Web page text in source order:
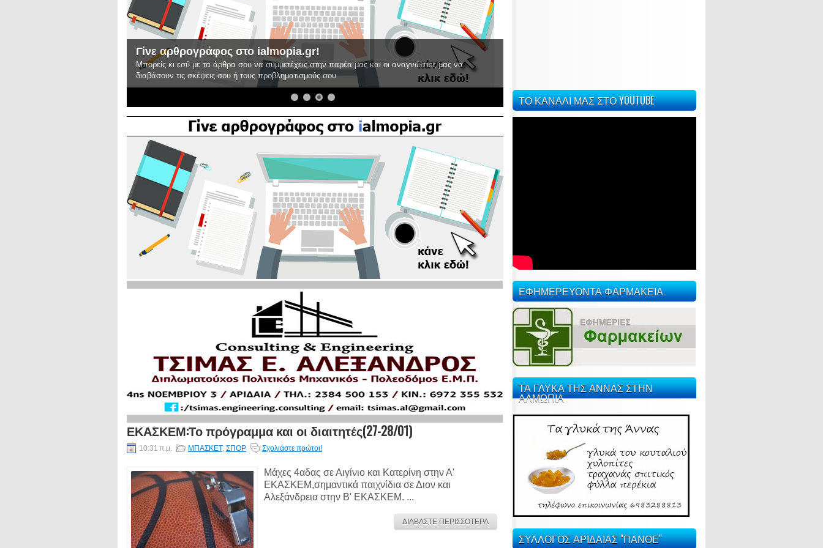
αρθρογράφος στο ialmopia.gr!
κι εσύ με τα άρθρα σου να συμμετέχεις στην παρέα μας και οι αναγνώστες μας να
τις σκέψεις σου ή τους προβληματισμούς σου
Σύλλογος "ΠΑΝΘΕ" Αριδαίας: Στόχος μας η ουσιαστική και ολιστική
στήριξη του ανθρώπου
Ενδιαφέρον project από την περιοχή μας
ΕΚΑΣΚΕΜ:Το πρόγραμμα και οι διαιτητές(27-28/01)
10:31 π.μ. ΜΠΑΣΚΕΤ, ΣΠΟΡ Σχολιάστε πρώτοι!
Μάχες 4αδας σε Αιγίνιο και Κατερίνη στην Α'
ΕΚΑΣΚΕΜ,σημαντικά παιχνίδια σε Διον και
Αλεξάνδρεια στην Β' ΕΚΑΣΚΕΜ. ...
ΔΙΑΒΑΣΤΕ ΠΕΡΙΣΣΟΤΕΡΑ
ΤΟ ΚΑΝΑΛΙ ΜΑΣ ΣΤΟ YOUTUBE
ΕΦΗΜΕΡΕΥΟΝΤΑ ΦΑΡΜΑΚΕΙΑ
ΤΑ ΓΛΥΚΑ ΤΗΣ ΑΝΝΑΣ ΣΤΗΝ
ΑΛΜΩΠΙΑ
ΣΥΛΛΟΓΟΣ ΑΡΙΔΑΙΑΣ "ΠΑΝΘΕ"